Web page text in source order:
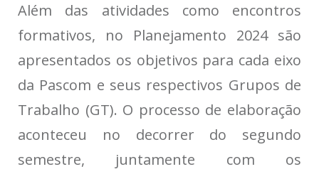
Além das atividades como encontros
formativos, no Planejamento 2024 são
apresentados os objetivos para cada eixo
da Pascom e seus respectivos Grupos de
Trabalho (GT). O processo de elaboração
aconteceu no decorrer do segundo
semestre, juntamente com os